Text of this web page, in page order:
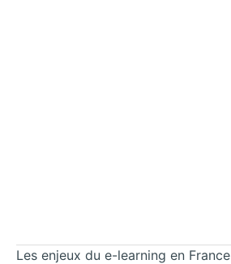
Les enjeux du e-learning en France